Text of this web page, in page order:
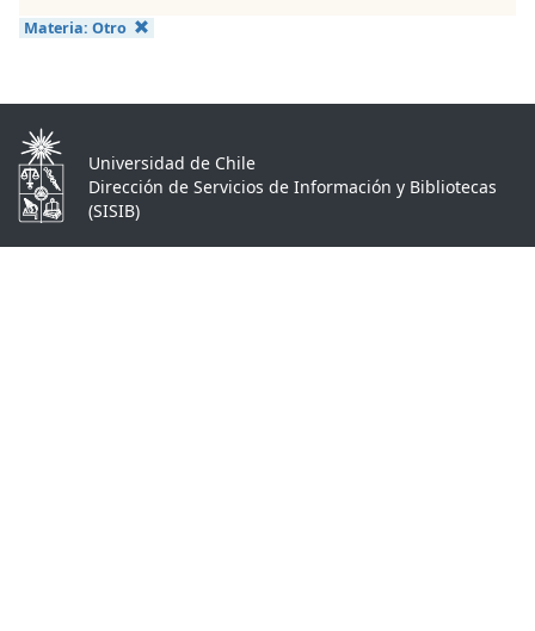
Materia: Otro
Universidad de Chile
Dirección de Servicios de Información y Bibliotecas
(SISIB)